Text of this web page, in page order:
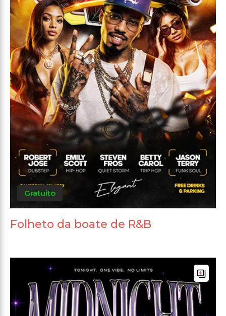
Gratuito
Folheto da boate de R&B